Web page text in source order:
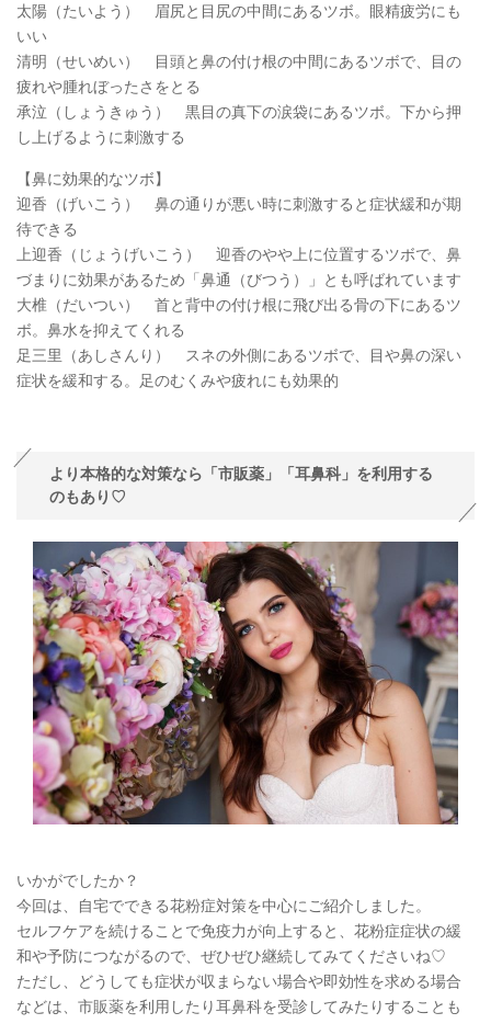
太陽（たいよう） 眉尻と目尻の中間にあるツボ。眼精疲労にも
いい
清明（せいめい） 目頭と鼻の付け根の中間にあるツボで、目の
疲れや腫れぼったさをとる
承泣（しょうきゅう） 黒目の真下の涙袋にあるツボ。下から押
し上げるように刺激する
【鼻に効果的なツボ】
迎香（げいこう） 鼻の通りが悪い時に刺激すると症状緩和が期
待できる
上迎香（じょうげいこう） 迎香のやや上に位置するツボで、鼻
づまりに効果があるため「鼻通（びつう）」とも呼ばれています
大椎（だいつい） 首と背中の付け根に飛び出る骨の下にあるツ
ボ。鼻水を抑えてくれる
足三里（あしさんり） スネの外側にあるツボで、目や鼻の深い
症状を緩和する。足のむくみや疲れにも効果的
より本格的な対策なら「市販薬」「耳鼻科」を利用する
のもあり♡
いかがでしたか？
今回は、自宅でできる花粉症対策を中心にご紹介しました。
セルフケアを続けることで免疫力が向上すると、花粉症症状の緩
和や予防につながるので、ぜひぜひ継続してみてくださいね♡
ただし、どうしても症状が収まらない場合や即効性を求める場合
などは、市販薬を利用したり耳鼻科を受診してみたりすることも